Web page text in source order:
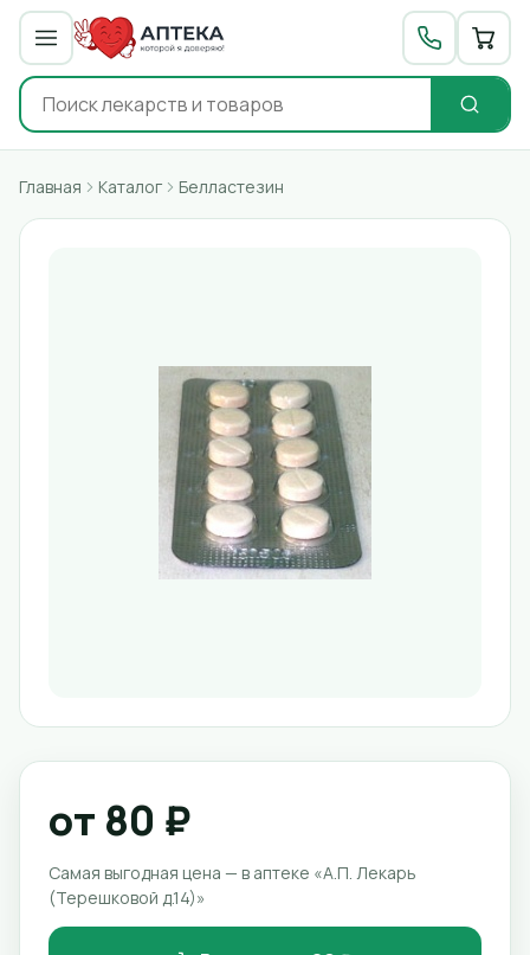
Главная Каталог Белластезин
от 80 ₽
Самая выгодная цена — в аптеке «А.П. Лекарь
(Терешковой д.14)»